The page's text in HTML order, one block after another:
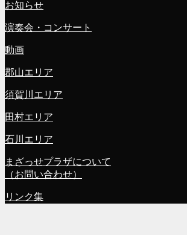
お知らせ
演奏会・コンサート
動画
郡山エリア
須賀川エリア
田村エリア
石川エリア
まざっせプラザについて
（お問い合わせ）
リンク集